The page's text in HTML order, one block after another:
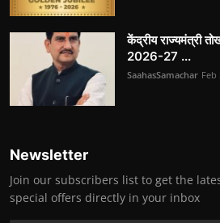
केंद्रीय राज्यमंत्री
2026-27 ...
SaahasSamachar Feb
Newsletter
Join our subscribers list to get the
special offers directly in your inbox